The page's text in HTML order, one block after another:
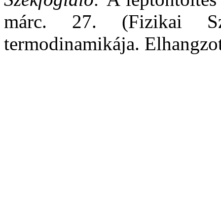
márc. 27. (Fizikai
termodinamikája.